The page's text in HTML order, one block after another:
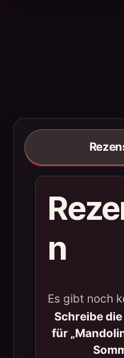
n
Es gibt noch
Schreibe
für